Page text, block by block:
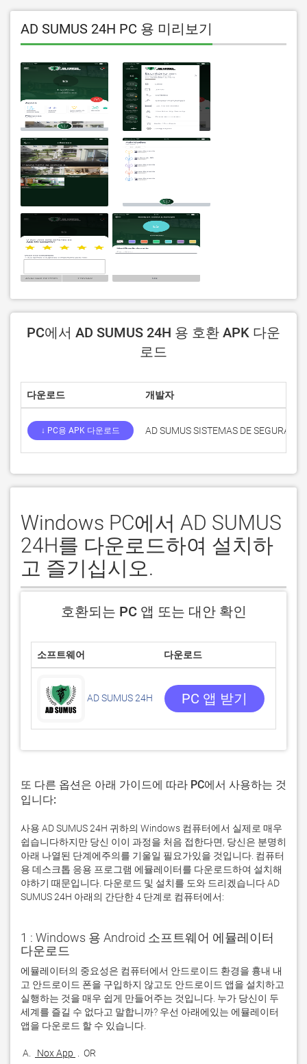
AD SUMUS 24H PC 용 미리보기
PC에서 AD SUMUS 24H 용 호환 APK 다운
로드
다운로드 개발자
↓ PC용 APK 다운로드 AD SUMUS SISTEMAS DE
Windows PC에서 AD SUMUS
24H를 다운로드하여 설치하
고 즐기십시오.
호환되는 PC 앱 또는 대안 확인
소프트웨어 다운로드
AD SUMUS 24H PC 앱 받기
또 다른 옵션은 아래 가이드에 따라 PC에서 사용하는 것
입니다:
사용 AD SUMUS 24H 귀하의 Windows 컴퓨터에서 실제로 매우
쉽습니다하지만 당신 이이 과정을 처음 접한다면, 당신은 분명히
아래 나열된 단계에주의를 기울일 필요가있을 것입니다. 컴퓨터
용 데스크톱 응용 프로그램 에뮬레이터를 다운로드하여 설치해
야하기 때문입니다. 다운로드 및 설치를 도와 드리겠습니다 AD
SUMUS 24H 아래의 간단한 4 단계로 컴퓨터에서:
1 : Windows 용 Android 소프트웨어 에뮬레이터
다운로드
에뮬레이터의 중요성은 컴퓨터에서 안드로이드 환경을 흉내 내
고 안드로이드 폰을 구입하지 않고도 안드로이드 앱을 설치하고
실행하는 것을 매우 쉽게 만들어주는 것입니다. 누가 당신이 두
세계를 즐길 수 없다고 말합니까? 우선 아래에있는 에뮬레이터
A. Nox App